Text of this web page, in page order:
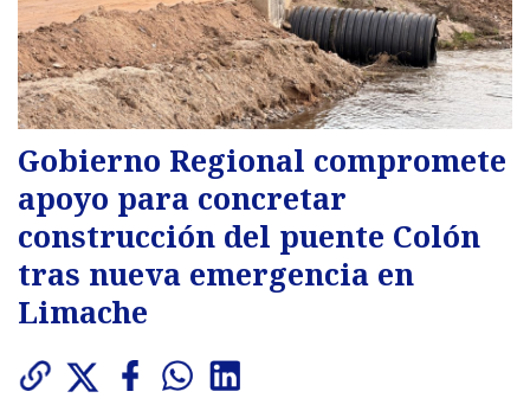
Gobierno Regional compromete
apoyo para concretar
construcción del puente Colón
tras nueva emergencia en
Limache